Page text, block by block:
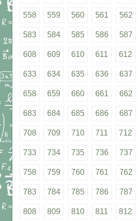
558 559 560 561 562
583 584 585 586 587
608 609 610 611 612
633 634 635 636 637
658 659 660 661 662
683 684 685 686 687
708 709 710 711 712
733 734 735 736 737
758 759 760 761 762
783 784 785 786 787
808 809 810 811 812